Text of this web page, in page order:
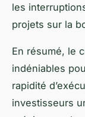
les
projets sur la
En résumé, le
indéniables
rapidité
investisseurs